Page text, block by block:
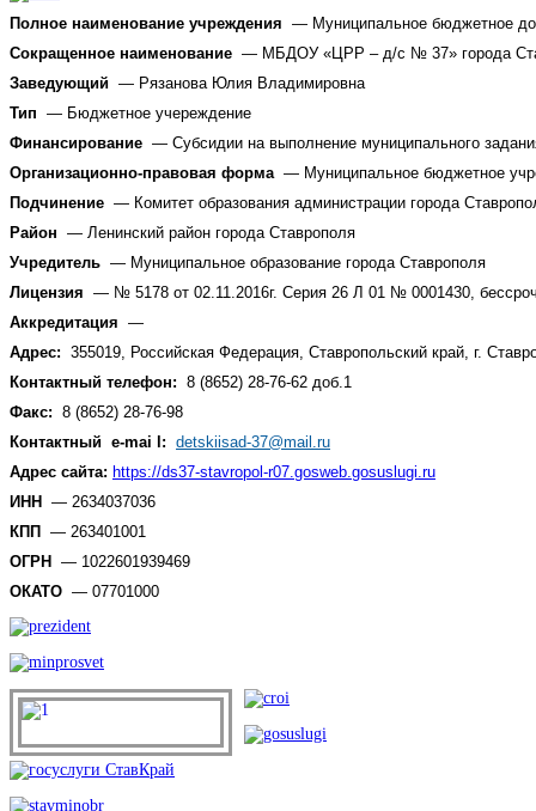
Полное наименование учреждения — Муниципальное бюджетное
Сокращенное наименование — МБДОУ «ЦРР – д/с № 37» города
Заведующий — Рязанова Юлия Владимировна
Тип — Бюджетное учереждение
Финансирование — Субсидии на выполнение муниципального
Организационно-правовая форма — Муниципальное бюджетное
Подчинение — Комитет образования администрации города
Район — Ленинский район города Ставрополя
Учредитель — Муниципальное образование города Ставрополя
Лицензия — № 5178 от 02.11.2016г. Серия 26 Л 01 № 0001430,
Аккредитация —
Адрес: 355019, Российская Федерация, Ставропольский край, г.
Контактный телефон: 8 (8652) 28-76-62 доб.1
Факс: 8 (8652) 28-76-98
Контактный e-mai l: detskiisad-37@mail.ru
Адрес сайта: https://ds37-stavropol-r07.gosweb.gosuslugi.ru
ИНН
— 2634037036
КПП
— 263401001
ОГРН
— 1022601939469
ОКАТО — 07701000